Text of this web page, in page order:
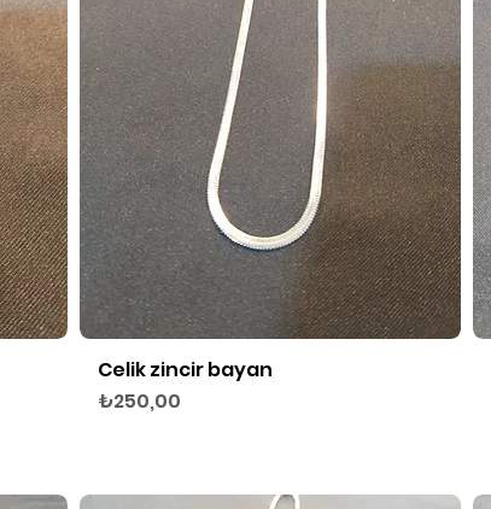
Hızlı Bakış
Celik zincir bayan
Fiyat
₺250,00